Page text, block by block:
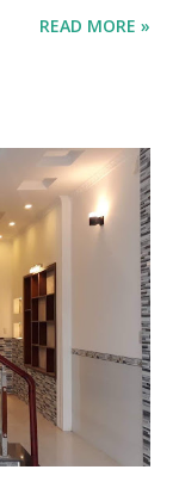
: Tây Bắc -
, chợ.... LIÊN HỆ :
READ MORE »